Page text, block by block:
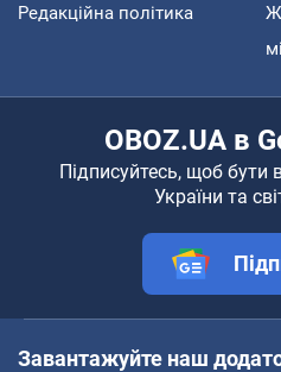
Редакційна політика
OBOZ.UA в
Підписуйтесь, щоб бути
України та
Завантажуйте наш